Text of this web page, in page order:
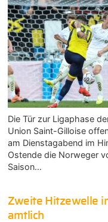
Die Tür zur Ligaphase
Union Saint-Gilloise
am Dienstagabend im
Ostende die Norweger
Saison…
Zweite Hitzewelle
amtlich